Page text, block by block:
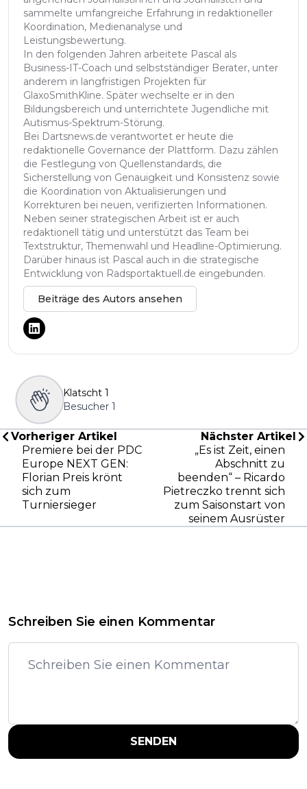
sammelte umfangreiche Erfahrung in redaktioneller
Koordination, Medienanalyse und
Leistungsbewertung.
In den folgenden Jahren arbeitete Pascal als
Business-IT-Coach und selbstständiger Berater, unter
anderem in langfristigen Projekten für
GlaxoSmithKline. Später wechselte er in den
Bildungsbereich und unterrichtete Jugendliche mit
Autismus-Spektrum-Störung.
Bei Dartsnews.de verantwortet er heute die
redaktionelle Governance der Plattform. Dazu zählen
die Festlegung von Quellenstandards, die
Sicherstellung von Genauigkeit und Konsistenz sowie
die Koordination von Aktualisierungen und
Korrekturen bei neuen, verifizierten Informationen.
Neben seiner strategischen Arbeit ist er auch
redaktionell tätig und unterstützt das Team bei
Textstruktur, Themenwahl und Headline-Optimierung.
Darüber hinaus ist Pascal auch in die strategische
Entwicklung von Radsportaktuell.de eingebunden.
Beiträge des Autors ansehen
Klatscht 1
Besucher 1
Vorheriger Artikel
Premiere bei der PDC
Europe NEXT GEN:
Florian Preis krönt
sich zum
Turniersieger
Nächster Artikel
„Es ist Zeit, einen
Abschnitt zu
beenden“ – Ricardo
Pietreczko trennt sich
zum Saisonstart von
seinem Ausrüster
Schreiben Sie einen Kommentar
SENDEN